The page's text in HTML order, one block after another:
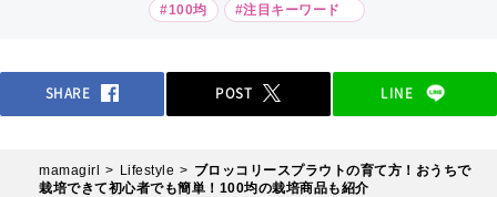
#100均 #注目キーワード
SHARE POST LINE
mamagirl Lifestyle
ブロッコリースプラウトの育て方！おうちで
栽培できて初心者でも簡単！100均の栽培商品も紹介